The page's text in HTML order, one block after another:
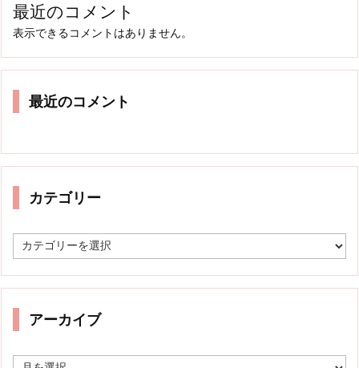
最近のコメント
表示できるコメントはありません。
最近のコメント
カテゴリー
テ
リ
アーカイブ